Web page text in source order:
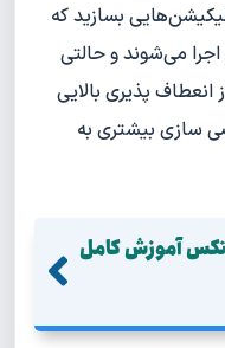
اپلیکیشن‌هایی بسازید که
می‌شوند و حالتی
انعطاف پذیری بالایی
سازی بیشتری به
آموزش کامل